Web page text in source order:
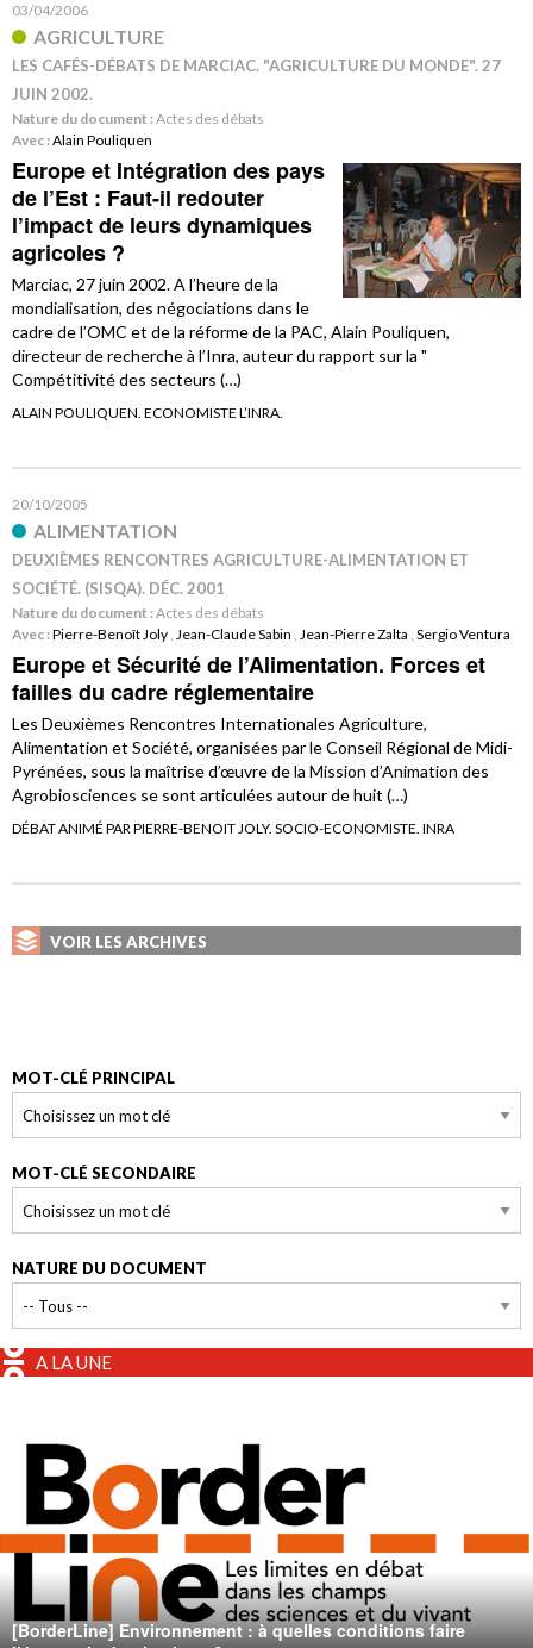
03/04/2006
AGRICULTURE
LES CAFÉS-DÉBATS DE MARCIAC. "AGRICULTURE DU MONDE". 27
JUIN 2002.
Nature du document :Actes des débats
Avec :Alain Pouliquen
Europe et Intégration des pays
de l’Est : Faut-il redouter
l’impact de leurs dynamiques
agricoles ?
Marciac, 27 juin 2002. A l’heure de la
mondialisation, des négociations dans le
cadre de l’OMC et de la réforme de la PAC, Alain Pouliquen,
directeur de recherche à l’Inra, auteur du rapport sur la "
Compétitivité des secteurs (…)
ALAIN POULIQUEN. ECONOMISTE L’INRA.
20/10/2005
ALIMENTATION
DEUXIÈMES RENCONTRES AGRICULTURE-ALIMENTATION ET
SOCIÉTÉ. (SISQA). DÉC. 2001
Nature du document :Actes des débats
Avec :Pierre-Benoît Joly , Jean-Claude Sabin , Jean-Pierre Zalta , Sergio Ventura
Europe et Sécurité de l’Alimentation. Forces et
failles du cadre réglementaire
Les Deuxièmes Rencontres Internationales Agriculture,
Alimentation et Société, organisées par le Conseil Régional de Midi-
Pyrénées, sous la maîtrise d’œuvre de la Mission d’Animation des
Agrobiosciences se sont articulées autour de huit (…)
DÉBAT ANIMÉ PAR PIERRE-BENOIT JOLY. SOCIO-ECONOMISTE. INRA
VOIR LES ARCHIVES
MOT-CLÉ PRINCIPAL
MOT-CLÉ SECONDAIRE
NATURE DU DOCUMENT
A LA UNE
[BorderLine] Environnement : à quelles conditions faire